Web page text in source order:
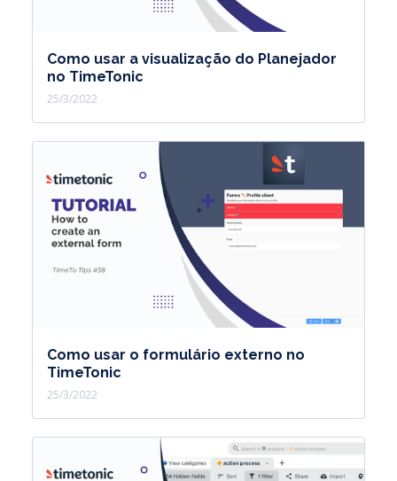
Como usar a visualização do Planejador
no TimeTonic
25/3/2022
Como usar o formulário externo no
TimeTonic
25/3/2022